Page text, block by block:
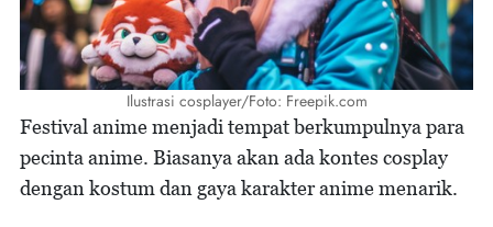
Ilustrasi cosplayer/Foto: Freepik.com
Festival anime menjadi tempat berkumpulnya para
pecinta anime. Biasanya akan ada kontes cosplay
dengan kostum dan gaya karakter anime menarik.